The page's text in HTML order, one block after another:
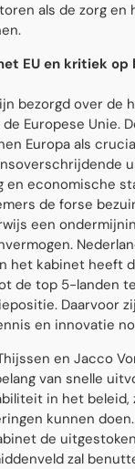
als de zorg en
EU en kritiek op
bezorgd over de
Europese Unie.
Europa als
en economische
de forse
een
het kabinet heeft
de top 5-landen
Daarvoor
en innovatie
en Jacco
van snelle
in het
kunnen
de
zal